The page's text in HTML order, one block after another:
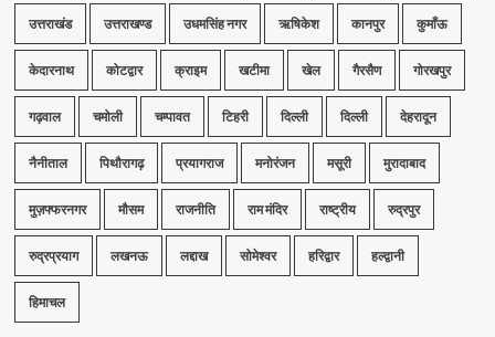
उत्तराखंड उत्तराखण्ड उधमसिंह नगर ऋषिकेश कानपुर कुमाँऊ
केदारनाथ कोटद्वार क्राइम खटीमा खेल गैरसैण गोरखपुर
गढ़वाल चमोली चम्पावत टिहरी दिल्ली दिल्ली देहरादून
नैनीताल पिथौरागढ़ प्रयागराज मनोरंजन मसूरी मुरादाबाद
मुज़फ्फरनगर मौसम राजनीति राम मंदिर राष्ट्रीय रुद्रपुर
रुद्रप्रयाग लखनऊ लद्दाख सोमेश्वर हरिद्वार हल्द्वानी
हिमाचल